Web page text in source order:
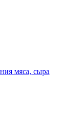
мяса, сыра